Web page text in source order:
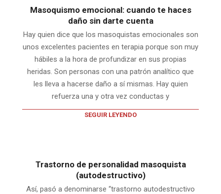
Masoquismo emocional: cuando te haces
daño sin darte cuenta
Hay quien dice que los masoquistas emocionales son
unos excelentes pacientes en terapia porque son muy
hábiles a la hora de profundizar en sus propias
heridas. Son personas con una patrón analítico que
les lleva a hacerse daño a sí mismas. Hay quien
refuerza una y otra vez conductas y
SEGUIR LEYENDO
Trastorno de personalidad masoquista
(autodestructivo)
Así, pasó a denominarse “trastorno autodestructivo